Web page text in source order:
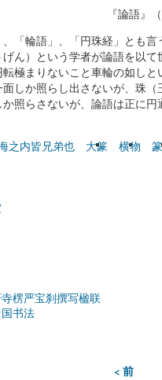
『論語』
、「輪語」、「円珠経」とも
ん）という学者が論語を以
極まりないこと車輪の如し
しか照らし出さないが、珠
照らさないが、論語は正に
之内皆兄弟也 大篆 横物
楞严宝刹撰写楹联
书法
< 前